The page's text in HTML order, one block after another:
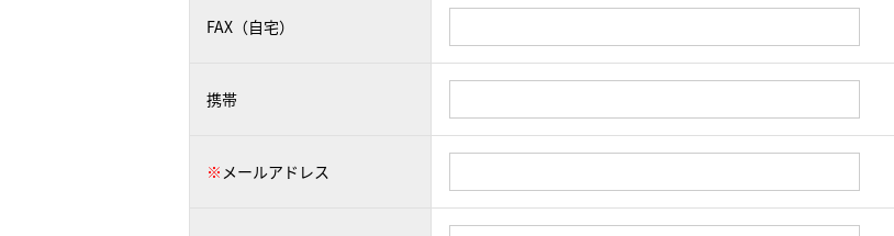
FAX（自宅）
携帯
※ メールアドレス